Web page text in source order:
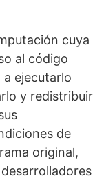
cuya
al código
ejecutarlo
y redistribuir
de
original,